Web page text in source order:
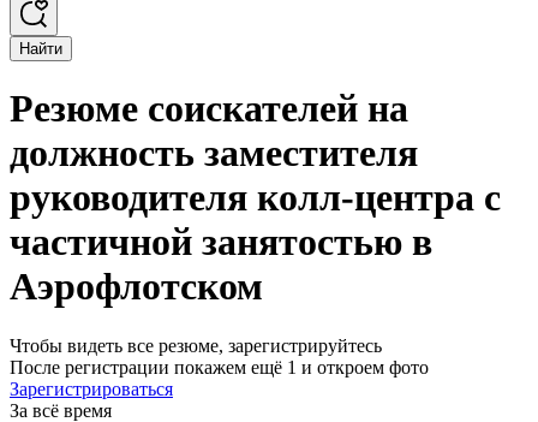
Найти
Резюме соискателей на
должность заместителя
руководителя колл-центра с
частичной занятостью в
Аэрофлотском
Чтобы видеть все резюме, зарегистрируйтесь
После регистрации покажем ещё 1 и откроем фото
Зарегистрироваться
За всё время